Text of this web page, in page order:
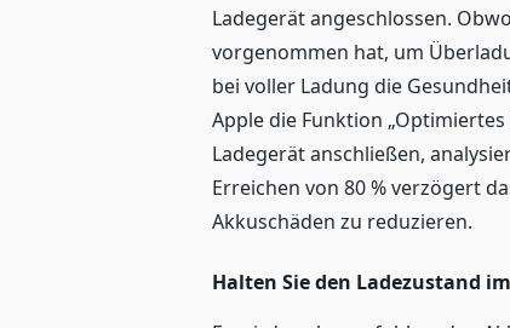
Ladegerät angeschlossen.
vorgenommen hat, um
bei voller Ladung die
Apple die Funktion
Ladegerät anschließen,
Erreichen von 80 % verzögert
Akkuschäden zu reduzieren.
Halten Sie den Ladezustand